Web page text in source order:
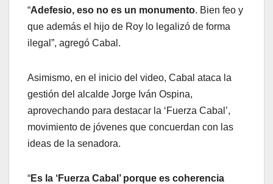
“Adefesio, eso no es un monumento. Bien feo y
que además el hijo de Roy lo legalizó de forma
ilegal”, agregó Cabal.
Asimismo, en el inicio del video, Cabal ataca la
gestión del alcalde Jorge Iván Ospina,
aprovechando para destacar la ‘Fuerza Cabal’,
movimiento de jóvenes que concuerdan con las
ideas de la senadora.
“Es la ‘Fuerza Cabal’ porque es coherencia